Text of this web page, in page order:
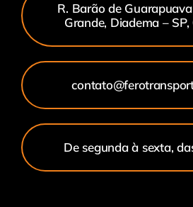
R. Barão de
Grande, Diadema –
De segunda à sexta,